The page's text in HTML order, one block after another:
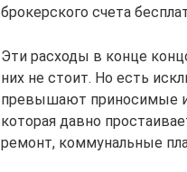
брокерского счета
Эти расходы в конце
них не стоит. Но есть
превышают приносимые
которая давно
ремонт, коммунальные